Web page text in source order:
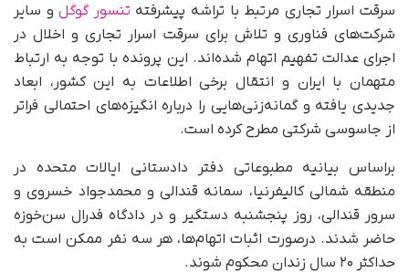
سرقت اسرار تجاری مرتبط با تراشه پیشرفته تنسور گوگل و سایر
شرکت‌های فناوری و تلاش برای سرقت اسرار تجاری و اخلال در
اجرای عدالت تفهیم اتهام شده‌اند. این پرونده با توجه به ارتباط
متهمان با ایران و انتقال برخی اطلاعات به این کشور، ابعاد
جدیدی یافته و گمانه‌زنی‌هایی را درباره انگیزه‌های احتمالی فراتر
از جاسوسی شرکتی مطرح کرده است.
براساس بیانیه مطبوعاتی دفتر دادستانی ایالات متحده در
منطقه شمالی کالیفرنیا، سمانه قندالی و محمدجواد خسروی و
سرور قندالی، روز پنجشنبه دستگیر و در دادگاه فدرال سن‌خوزه
حاضر شدند. در‌صورت اثبات اتهام‌ها، هر سه نفر ممکن است به
حداکثر ۲۰ سال زندان محکوم شوند.